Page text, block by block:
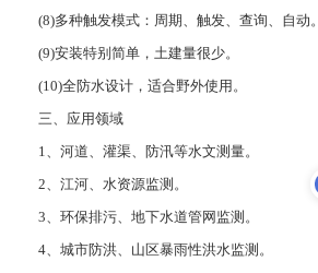
(8)多种触发模式：周期、触发、查询、自动。
(9)安装特别简单，土建量很少。
(10)全防水设计，适合野外使用。
三、应用领域
1、河道、灌渠、防汛等水文测量。
2、江河、水资源监测。
3、环保排污、地下水道管网监测。
4、城市防洪、山区暴雨性洪水监测。